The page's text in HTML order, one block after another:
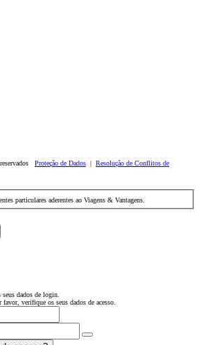
Proteção de Dados | Resolução de Conflitos de
particulares aderentes ao Viagens & Vantagens.
seus dados de login.
verifique os seus dados de acesso.